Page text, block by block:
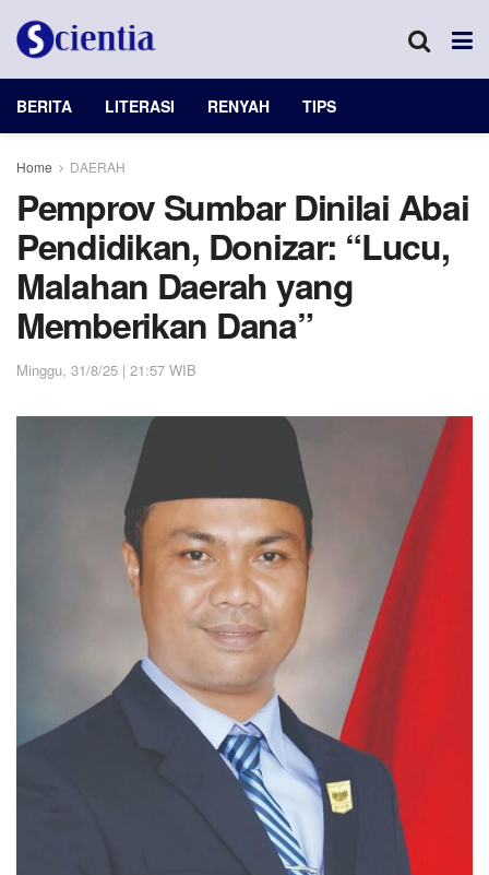
BERITA LITERASI RENYAH TIPS
Home DAERAH
Pemprov Sumbar Dinilai Abai
Pendidikan, Donizar: “Lucu,
Malahan Daerah yang
Memberikan Dana”
Minggu, 31/8/25 | 21:57 WIB